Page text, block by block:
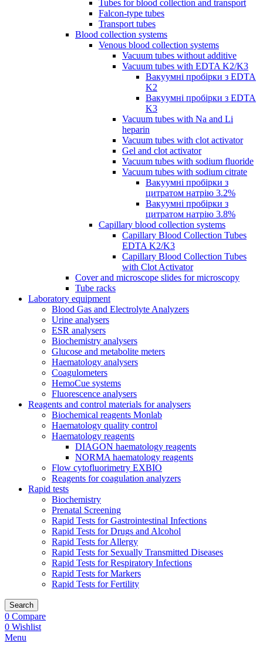
Tubes for blood collection and transport
Falcon-type tubes
Transport tubes
Blood collection systems
Venous blood collection systems
Vacuum tubes without additive
Vacuum tubes with EDTA K2/K3
Вакуумні пробірки з EDTA
K2
Вакуумні пробірки з EDTA
K3
Vacuum tubes with Na and Li
heparin
Vacuum tubes with clot activator
Gel and clot activator
Vacuum tubes with sodium fluoride
Vacuum tubes with sodium citrate
Вакуумні пробірки з
цитратом натрію 3.2%
Вакуумні пробірки з
цитратом натрію 3.8%
Capillary blood collection systems
Capillary Blood Collection Tubes
EDTA K2/K3
Capillary Blood Collection Tubes
with Clot Activator
Cover and microscope slides for microscopy
Tube racks
Laboratory equipment
Blood Gas and Electrolyte Analyzers
Urine analysers
ESR analysers
Biochemistry analysers
Glucose and metabolite meters
Haematology analysers
Coagulometers
HemoCue systems
Fluorescence analysers
Reagents and control materials for analysers
Biochemical reagents Monlab
Haematology quality control
Haematology reagents
DIAGON haematology reagents
NORMA haematology reagents
Flow cytofluorimetry EXBIO
Reagents for coagulation analyzers
Rapid tests
Biochemistry
Prenatal Screening
Rapid Tests for Gastrointestinal Infections
Rapid Tests for Drugs and Alcohol
Rapid Tests for Allergy
Rapid Tests for Sexually Transmitted Diseases
Rapid Tests for Respiratory Infections
Rapid Tests for Markers
Rapid Tests for Fertility
Search
0 Compare
0 Wishlist
Menu